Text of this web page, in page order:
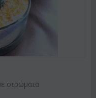
στρώματα